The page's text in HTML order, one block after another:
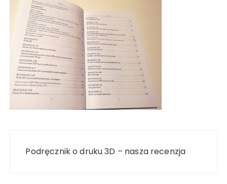
wpisu
Podręcznik o druku 3D – nasza recenzja